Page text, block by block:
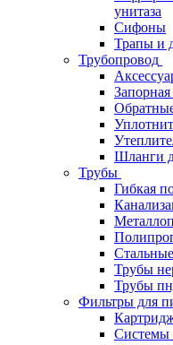
унитаза
Сифоны
Трапы и
Трубопровод
Шланги
Трубы
Гибкая
Трубы
Трубы
Фильтры для
Системы